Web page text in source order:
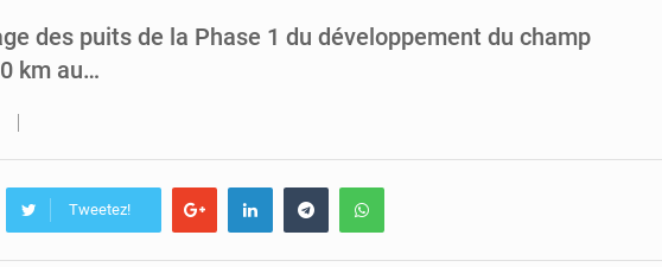
des puits de la Phase 1 du développement du champ
km au…
Tweetez!